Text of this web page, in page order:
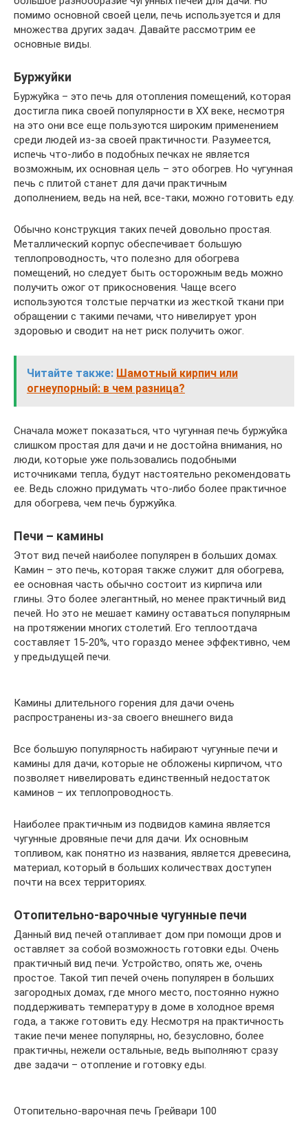
помимо основной своей цели, печь используется и для
множества других задач. Давайте рассмотрим ее
основные виды.
Буржуйки
Буржуйка – это печь для отопления помещений, которая
достигла пика своей популярности в XX веке, несмотря
на это они все еще пользуются широким применением
среди людей из-за своей практичности. Разумеется,
испечь что-либо в подобных печках не является
возможным, их основная цель – это обогрев. Но чугунная
печь с плитой станет для дачи практичным
дополнением, ведь на ней, все-таки, можно готовить еду.
Обычно конструкция таких печей довольно простая.
Металлический корпус обеспечивает большую
теплопроводность, что полезно для обогрева
помещений, но следует быть осторожным ведь можно
получить ожог от прикосновения. Чаще всего
используются толстые перчатки из жесткой ткани при
обращении с такими печами, что нивелирует урон
здоровью и сводит на нет риск получить ожог.
Читайте также: Шамотный кирпич или
огнеупорный: в чем разница?
Сначала может показаться, что чугунная печь буржуйка
слишком простая для дачи и не достойна внимания, но
люди, которые уже пользовались подобными
источниками тепла, будут настоятельно рекомендовать
ее. Ведь сложно придумать что-либо более практичное
для обогрева, чем печь буржуйка.
Печи – камины
Этот вид печей наиболее популярен в больших домах.
Камин – это печь, которая также служит для обогрева,
ее основная часть обычно состоит из кирпича или
глины. Это более элегантный, но менее практичный вид
печей. Но это не мешает камину оставаться популярным
на протяжении многих столетий. Его теплоотдача
составляет 15-20%, что гораздо менее эффективно, чем
у предыдущей печи.
Камины длительного горения для дачи очень
распространены из-за своего внешнего вида
Все большую популярность набирают чугунные печи и
камины для дачи, которые не обложены кирпичом, что
позволяет нивелировать единственный недостаток
каминов – их теплопроводность.
Наиболее практичным из подвидов камина является
чугунные дровяные печи для дачи. Их основным
топливом, как понятно из названия, является древесина,
материал, который в больших количествах доступен
почти на всех территориях.
Отопительно-варочные чугунные печи
Данный вид печей отапливает дом при помощи дров и
оставляет за собой возможность готовки еды. Очень
практичный вид печи. Устройство, опять же, очень
простое. Такой тип печей очень популярен в больших
загородных домах, где много место, постоянно нужно
поддерживать температуру в доме в холодное время
года, а также готовить еду. Несмотря на практичность
такие печи менее популярны, но, безусловно, более
практичны, нежели остальные, ведь выполняют сразу
две задачи – отопление и готовку еды.
Отопительно-варочная печь Грейвари 100